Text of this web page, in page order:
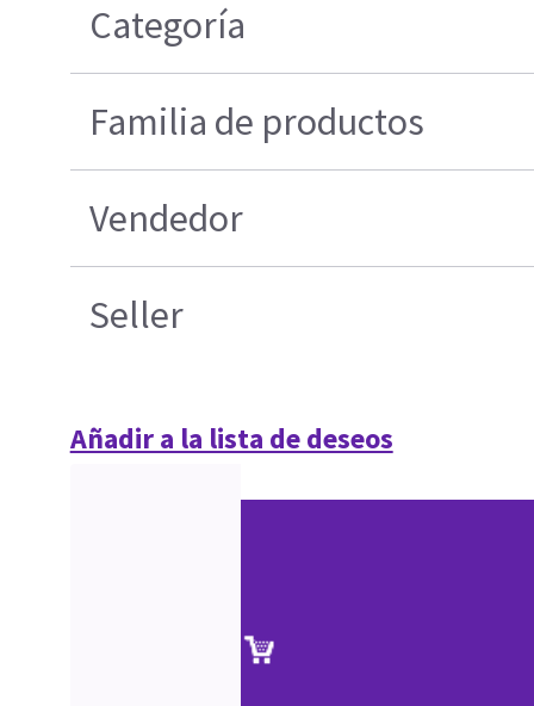
Categoría
Familia de productos
Vendedor
Seller
Añadir a la lista de deseos